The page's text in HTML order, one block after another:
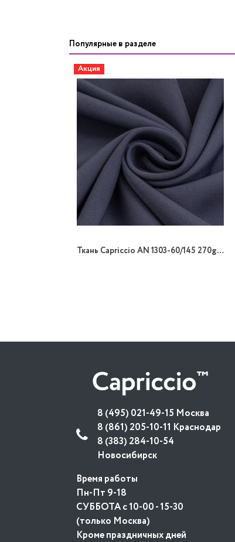
Популярные в разделе
Акция
Ткань Capriccio AN 1303-60/145 270gr K стрейч
8 (495) 021-49-15 Москва
8 (861) 205-10-11 Краснодар
8 (383) 284-10-54
Новосибирск
Время работы
Пн-Пт 9-18
СУББОТА с 10-00 - 15-30
(только Москва)
Кроме праздничных дней